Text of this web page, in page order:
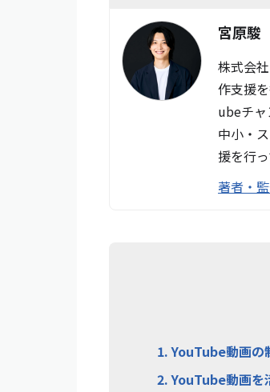
宮原駿
株式会
作支援
ubeチャ
中小・
援を行っ
著者・
1.YouTube動画の
2.YouTube動画を